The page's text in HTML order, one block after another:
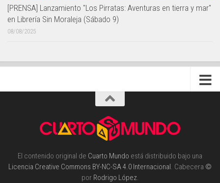
[PRENSA] Lanzamiento "Los Pirratas: Aventuras en tierra y mar"
en Librería Sin Moraleja (Sábado 9)
08/08/2025
El contenido original de Cuarto Mundo está distribuido bajo una
Licencia Creative Commons BY-NC-SA 4.0 Internacional . Cabecera ©
por Rodrigo López